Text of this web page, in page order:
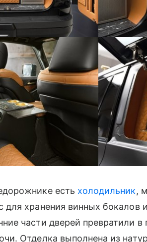
есть холодильник,
для хранения винных бокалов
части дверей превратили в
Отделка выполнена из